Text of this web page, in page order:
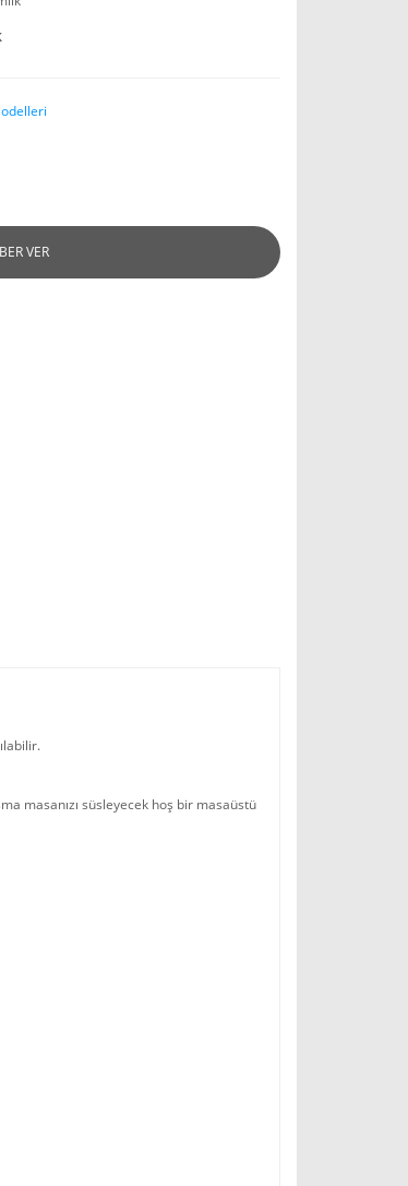
VER
masanızı süsleyecek hoş bir masaüstü